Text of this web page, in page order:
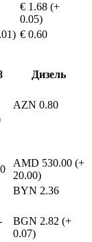
€ 1.68 (+
0.05)
€ 0.60
Дизель
AZN 0.80
AMD 530.00 (+
20.00)
BYN 2.36
BGN 2.82 (+
0.07)